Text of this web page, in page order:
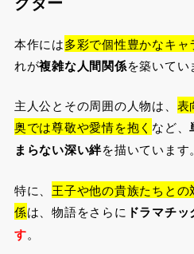
本作には多彩で個性豊かなキャ
れが複雑な人間関係を築いてい
主人公とその周囲の人物は、 表
奥では尊敬や愛情を抱く など、
まらない深い絆を描いています。
特に、 王子や他の貴族たちと
係は、物語をさらに ドラマチッ
す。